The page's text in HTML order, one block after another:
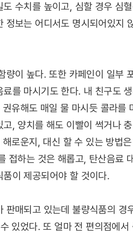
수치를 높이고, 심할 경우 심
보는 어디서도 명시되어있지
량이 높다. 또한 카페인이 일부
를 마시기도 한다. 내 친구도
유해도 매일 물 마시듯 콜라를
, 양치를 해도 이빨이 썩거나
로운지, 대신 할 수 있는 방법
접하는 것은 해롭고, 탄산음료
이 제공되어야 할 것이다.
매되고 있는데 불량식품의 경
있었다. 또 얼마 전 편의점에서